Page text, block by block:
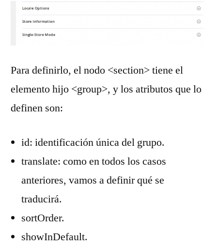
Para definirlo, el nodo <section> tiene el
elemento hijo <group>, y los atributos que lo
definen son:
id: identificación única del grupo.
translate: como en todos los casos
anteriores, vamos a definir qué se
traducirá.
sortOrder.
showInDefault.